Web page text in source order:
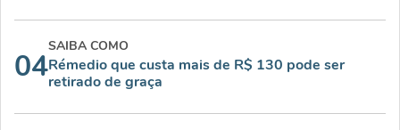
04
SAIBA COMO
Rémedio que custa mais de R$ 130 pode ser
retirado de graça